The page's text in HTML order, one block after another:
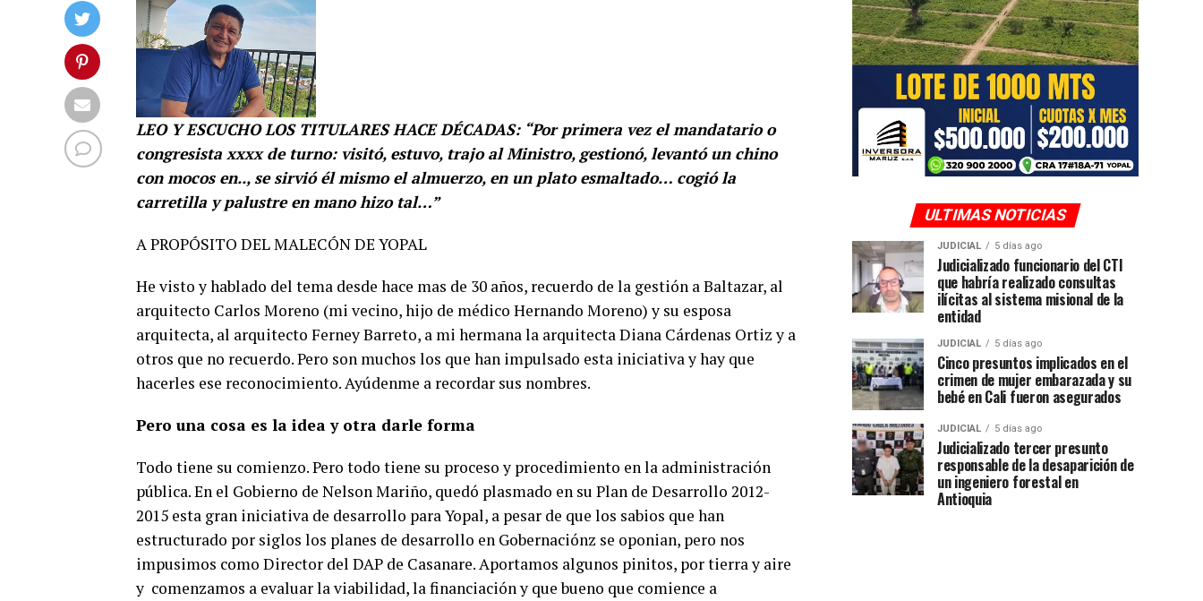
LEO Y ESCUCHO LOS TITULARES HACE DÉCADAS: “Por primera vez el mandatario o
congresista xxxx de turno: visitó, estuvo, trajo al Ministro, gestionó, levantó un chino
con mocos en.., se sirvió él mismo el almuerzo, en un plato esmaltado… cogió la
carretilla y palustre en mano hizo tal…”
A PROPÓSITO DEL MALECÓN DE YOPAL
He visto y hablado del tema desde hace mas de 30 años, recuerdo de la gestión a Baltazar, al
arquitecto Carlos Moreno (mi vecino, hijo de médico Hernando Moreno) y su esposa
arquitecta, al arquitecto Ferney Barreto, a mi hermana la arquitecta Diana Cárdenas Ortiz y a
otros que no recuerdo. Pero son muchos los que han impulsado esta iniciativa y hay que
hacerles ese reconocimiento. Ayúdenme a recordar sus nombres.
Pero una cosa es la idea y otra darle forma
Todo tiene su comienzo. Pero todo tiene su proceso y procedimiento en la administración
pública. En el Gobierno de Nelson Mariño, quedó plasmado en su Plan de Desarrollo 2012-
2015 esta gran iniciativa de desarrollo para Yopal, a pesar de que los sabios que han
estructurado por siglos los planes de desarrollo en Gobernaciónz se oponian, pero nos
impusimos como Director del DAP de Casanare. Aportamos algunos pinitos, por tierra y aire
y comenzamos a evaluar la viabilidad, la financiación y que bueno que comience a
ULTIMAS NOTICIAS
JUDICIAL 5 días ago
Judicializado funcionario del CTI
que habría realizado consultas
ilícitas al sistema misional de la
entidad
JUDICIAL 5 días ago
Cinco presuntos implicados en el
crimen de mujer embarazada y su
bebé en Cali fueron asegurados
JUDICIAL 5 días ago
Judicializado tercer presunto
responsable de la desaparición de
un ingeniero forestal en
Antioquia